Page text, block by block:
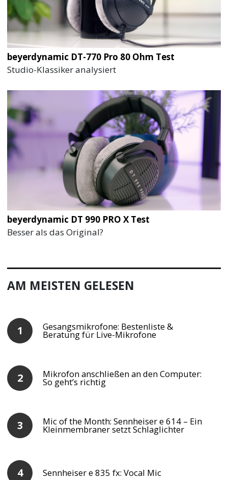
beyerdynamic DT-770 Pro 80 Ohm Test
Studio-Klassiker analysiert
beyerdynamic DT 990 PRO X Test
Besser als das Original?
AM MEISTEN GELESEN
Gesangsmikrofone: Bestenliste &
Beratung für Live-Mikrofone
Mikrofon anschließen an den Computer:
So geht’s richtig
Mic of the Month: Sennheiser e 614 – Ein
Kleinmembraner setzt Schlaglichter
Sennheiser e 835 fx: Vocal Mic